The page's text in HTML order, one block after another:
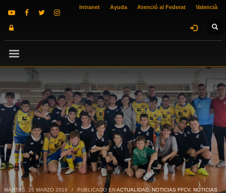
Intranet Ayuda Atenció al Federat Valencià
MARTES, 26 MARZO 2019 / PUBLICADO ENACTUALIDAD, NOTICIAS FFCV, NOTICIAS